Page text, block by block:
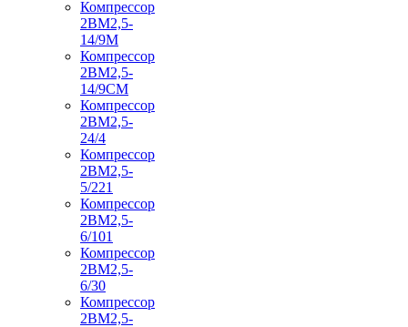
Компрессор
2ВМ2,5-
14/9М
Компрессор
2ВМ2,5-
14/9СМ
Компрессор
2ВМ2,5-
24/4
Компрессор
2ВМ2,5-
5/221
Компрессор
2ВМ2,5-
6/101
Компрессор
2ВМ2,5-
6/30
Компрессор
2ВМ2,5-